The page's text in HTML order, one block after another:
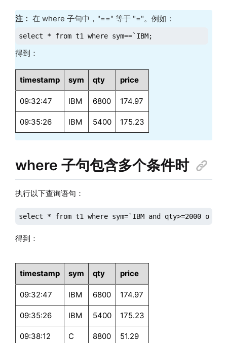
注： 在 where 子句中，"==" 等于 "="。例如：
select * from t1 where sym==`IBM;
得到：
timestamp sym qty price
09:32:47 IBM 6800 174.97
09:35:26 IBM 5400 175.23
where 子句包含多个条件时
执行以下查询语句：
select * from t1 where sym=`IBM and qty>=2000 or
得到：
timestamp sym qty price
09:32:47 IBM 6800 174.97
09:35:26 IBM 5400 175.23
09:38:12 C 8800 51.29